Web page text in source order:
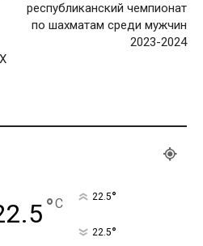
республиканский чемпионат
по шахматам среди мужчин
2023-2024
°C 22.5°
22.5°